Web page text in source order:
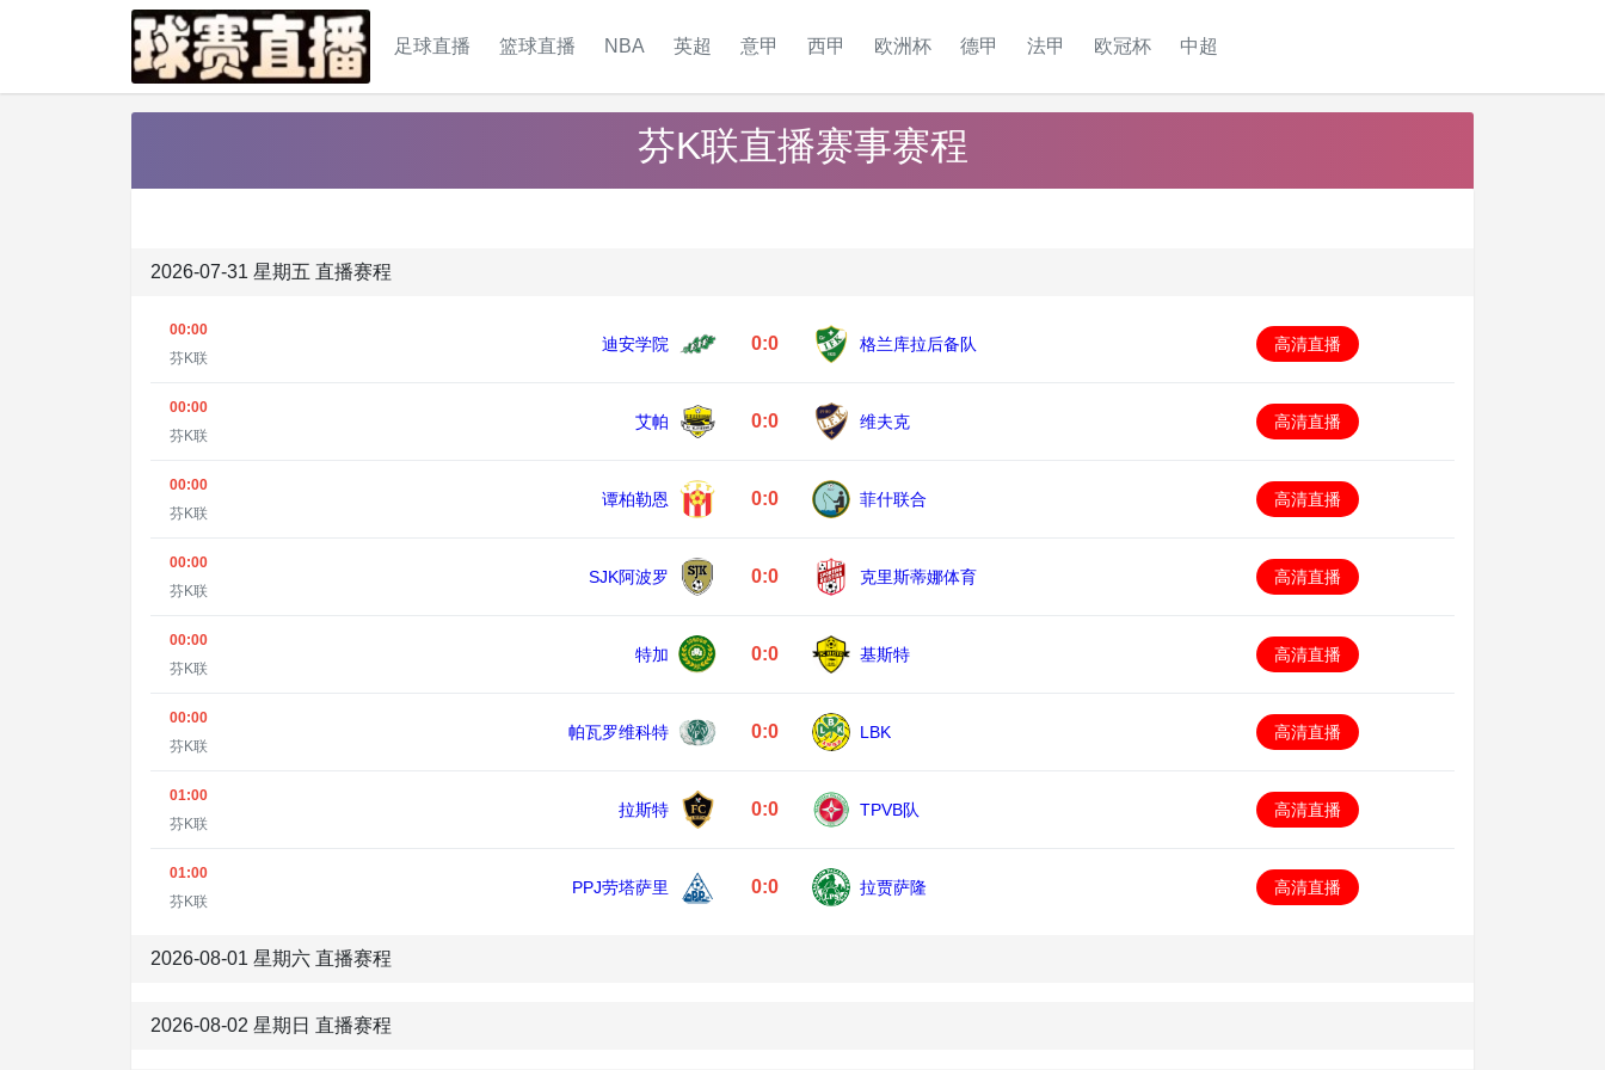
足球直播 篮球直播 NBA 英超 意甲 西甲 欧洲杯 德甲 法甲 欧冠杯 中超
芬K联直播赛事赛程
2026-07-31 星期五 直播赛程
00:00
芬K联
迪安学院 0:0 格兰库拉后备队 高清直播
00:00
芬K联
艾帕 0:0 维夫克 高清直播
00:00
芬K联
谭柏勒恩 0:0 菲什联合 高清直播
00:00
芬K联
SJK阿波罗 0:0 克里斯蒂娜体育 高清直播
00:00
芬K联
特加 0:0 基斯特 高清直播
00:00
芬K联
帕瓦罗维科特 0:0 LBK 高清直播
01:00
芬K联
拉斯特 0:0 TPVB队 高清直播
01:00
芬K联
PPJ劳塔萨里 0:0 拉贾萨隆 高清直播
2026-08-01 星期六 直播赛程
2026-08-02 星期日 直播赛程